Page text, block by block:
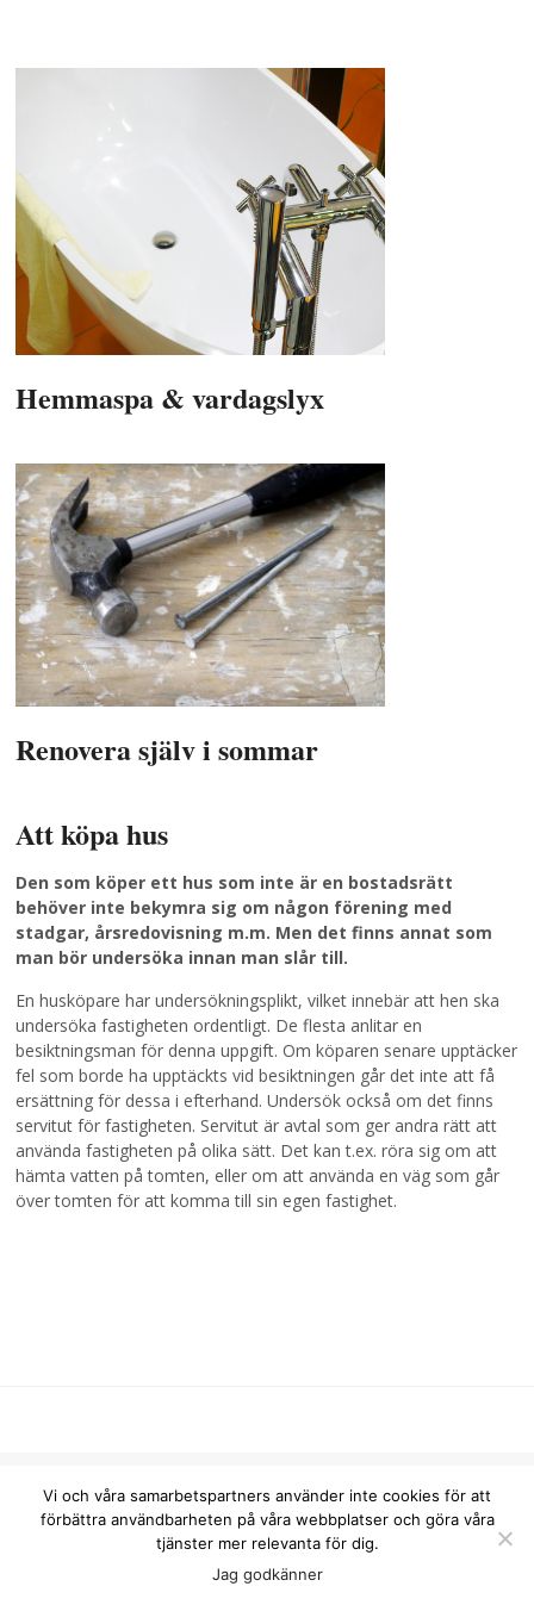
Hemmaspa & vardagslyx
Renovera själv i sommar
Att köpa hus
Den som köper ett hus som inte är en bostadsrätt
behöver inte bekymra sig om någon förening med
stadgar, årsredovisning m.m. Men det finns annat som
man bör undersöka innan man slår till.
En husköpare har undersökningsplikt, vilket innebär att hen ska
undersöka fastigheten ordentligt. De flesta anlitar en
besiktningsman för denna uppgift. Om köparen senare upptäcker
fel som borde ha upptäckts vid besiktningen går det inte att få
ersättning för dessa i efterhand. Undersök också om det finns
servitut för fastigheten. Servitut är avtal som ger andra rätt att
använda fastigheten på olika sätt. Det kan t.ex. röra sig om att
hämta vatten på tomten, eller om att använda en väg som går
över tomten för att komma till sin egen fastighet.
info@homepoint.se
Copyright © 2026 Homepoint.
Vi och våra samarbetspartners använder inte cookies för att
förbättra användbarheten på våra webbplatser och göra våra
tjänster mer relevanta för dig.
Jag godkänner